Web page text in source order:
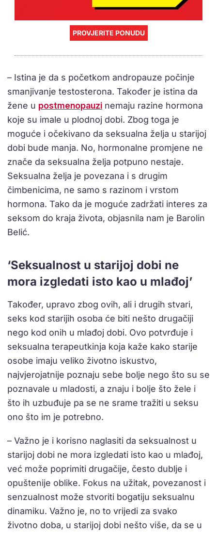
PROVJERITE PONUDU
– Istina je da s početkom andropauze počinje
smanjivanje testosterona. Također je istina da
žene u postmenopauzi nemaju razine hormona
koje su imale u plodnoj dobi. Zbog toga je
moguće i očekivano da seksualna želja u starijoj
dobi bude manja. No, hormonalne promjene ne
znače da seksualna želja potpuno nestaje.
Seksualna želja je povezana i s drugim
čimbenicima, ne samo s razinom i vrstom
hormona. Tako da je moguće zadržati interes za
seksom do kraja života, objasnila nam je Barolin
Belić.
‘Seksualnost u starijoj dobi ne
mora izgledati isto kao u mlađoj’
Također, upravo zbog ovih, ali i drugih stvari,
seks kod starijih osoba će biti nešto drugačiji
nego kod onih u mlađoj dobi. Ovo potvrđuje i
seksualna terapeutkinja koja kaže kako starije
osobe imaju veliko životno iskustvo,
najvjerojatnije poznaju sebe bolje nego što su se
poznavale u mladosti, a znaju i bolje što žele i
što ih uzbuđuje pa se ne srame tražiti u seksu
ono što im je potrebno.
– Važno je i korisno naglasiti da seksualnost u
starijoj dobi ne mora izgledati isto kao u mlađoj,
već može poprimiti drugačije, često dublje i
opuštenije oblike. Fokus na užitak, povezanost i
senzualnost može stvoriti bogatiju seksualnu
dinamiku. Važno je, no to vrijedi za svako
životno doba, u starijoj dobi nešto više, da se u